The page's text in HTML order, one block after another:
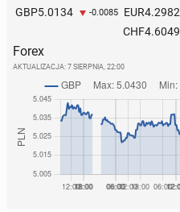
GBP5.0134 -0.0085 EUR4.2982
CHF4.6049
Forex
AKTUALIZACJA: 7 SIERPNIA, 22:00